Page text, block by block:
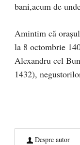
bani,acum de
Amintim că
la 8 octombrie
Alexandru cel
1432),
Despre autor